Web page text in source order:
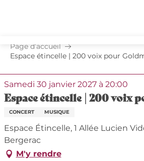
principal
Page d’accueil
Espace étincelle | 200 voix pour
Samedi 30 janvier 2027 à 20:00
Espace étincelle | 200 voix
CONCERT MUSIQUE
Espace Étincelle, 1 Allée Lucien
Bergerac
M'y rendre